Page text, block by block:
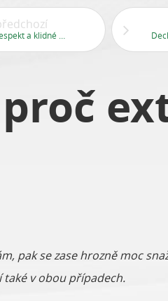
pak se zase hrozně moc
také v obou případech.